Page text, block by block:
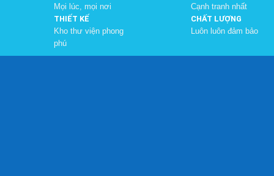
Mọi lúc, mọi nơi
Cạnh tranh nhất
THIẾT KẾ
Kho thư viện phong
phú
CHẤT LƯỢNG
Luôn luôn đảm bảo